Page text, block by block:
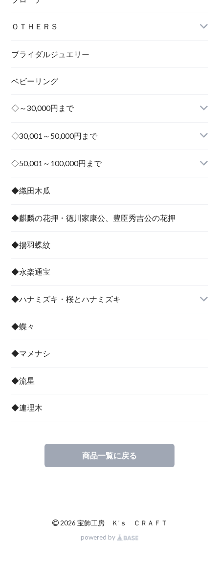
ＯＴＨＥＲＳ
ブライダルジュエリー
ベビーリング
◇～30,000円まで
その他
◇30,001～50,000円まで
その他
◇50,001～100,000円まで
◆織田木瓜
◆麒麟の花押・徳川家康公、豊臣秀吉公の花押
◆揚羽蝶紋
◆永楽通宝
◆ハナミズキ・桜とハナミズキ
◆蝶々
◆マメナシ
◆流星
◆連理木
商品一覧に戻る
©2026 宝飾工房 Ｋ’ｓ ＣＲＡＦＴ
powered by